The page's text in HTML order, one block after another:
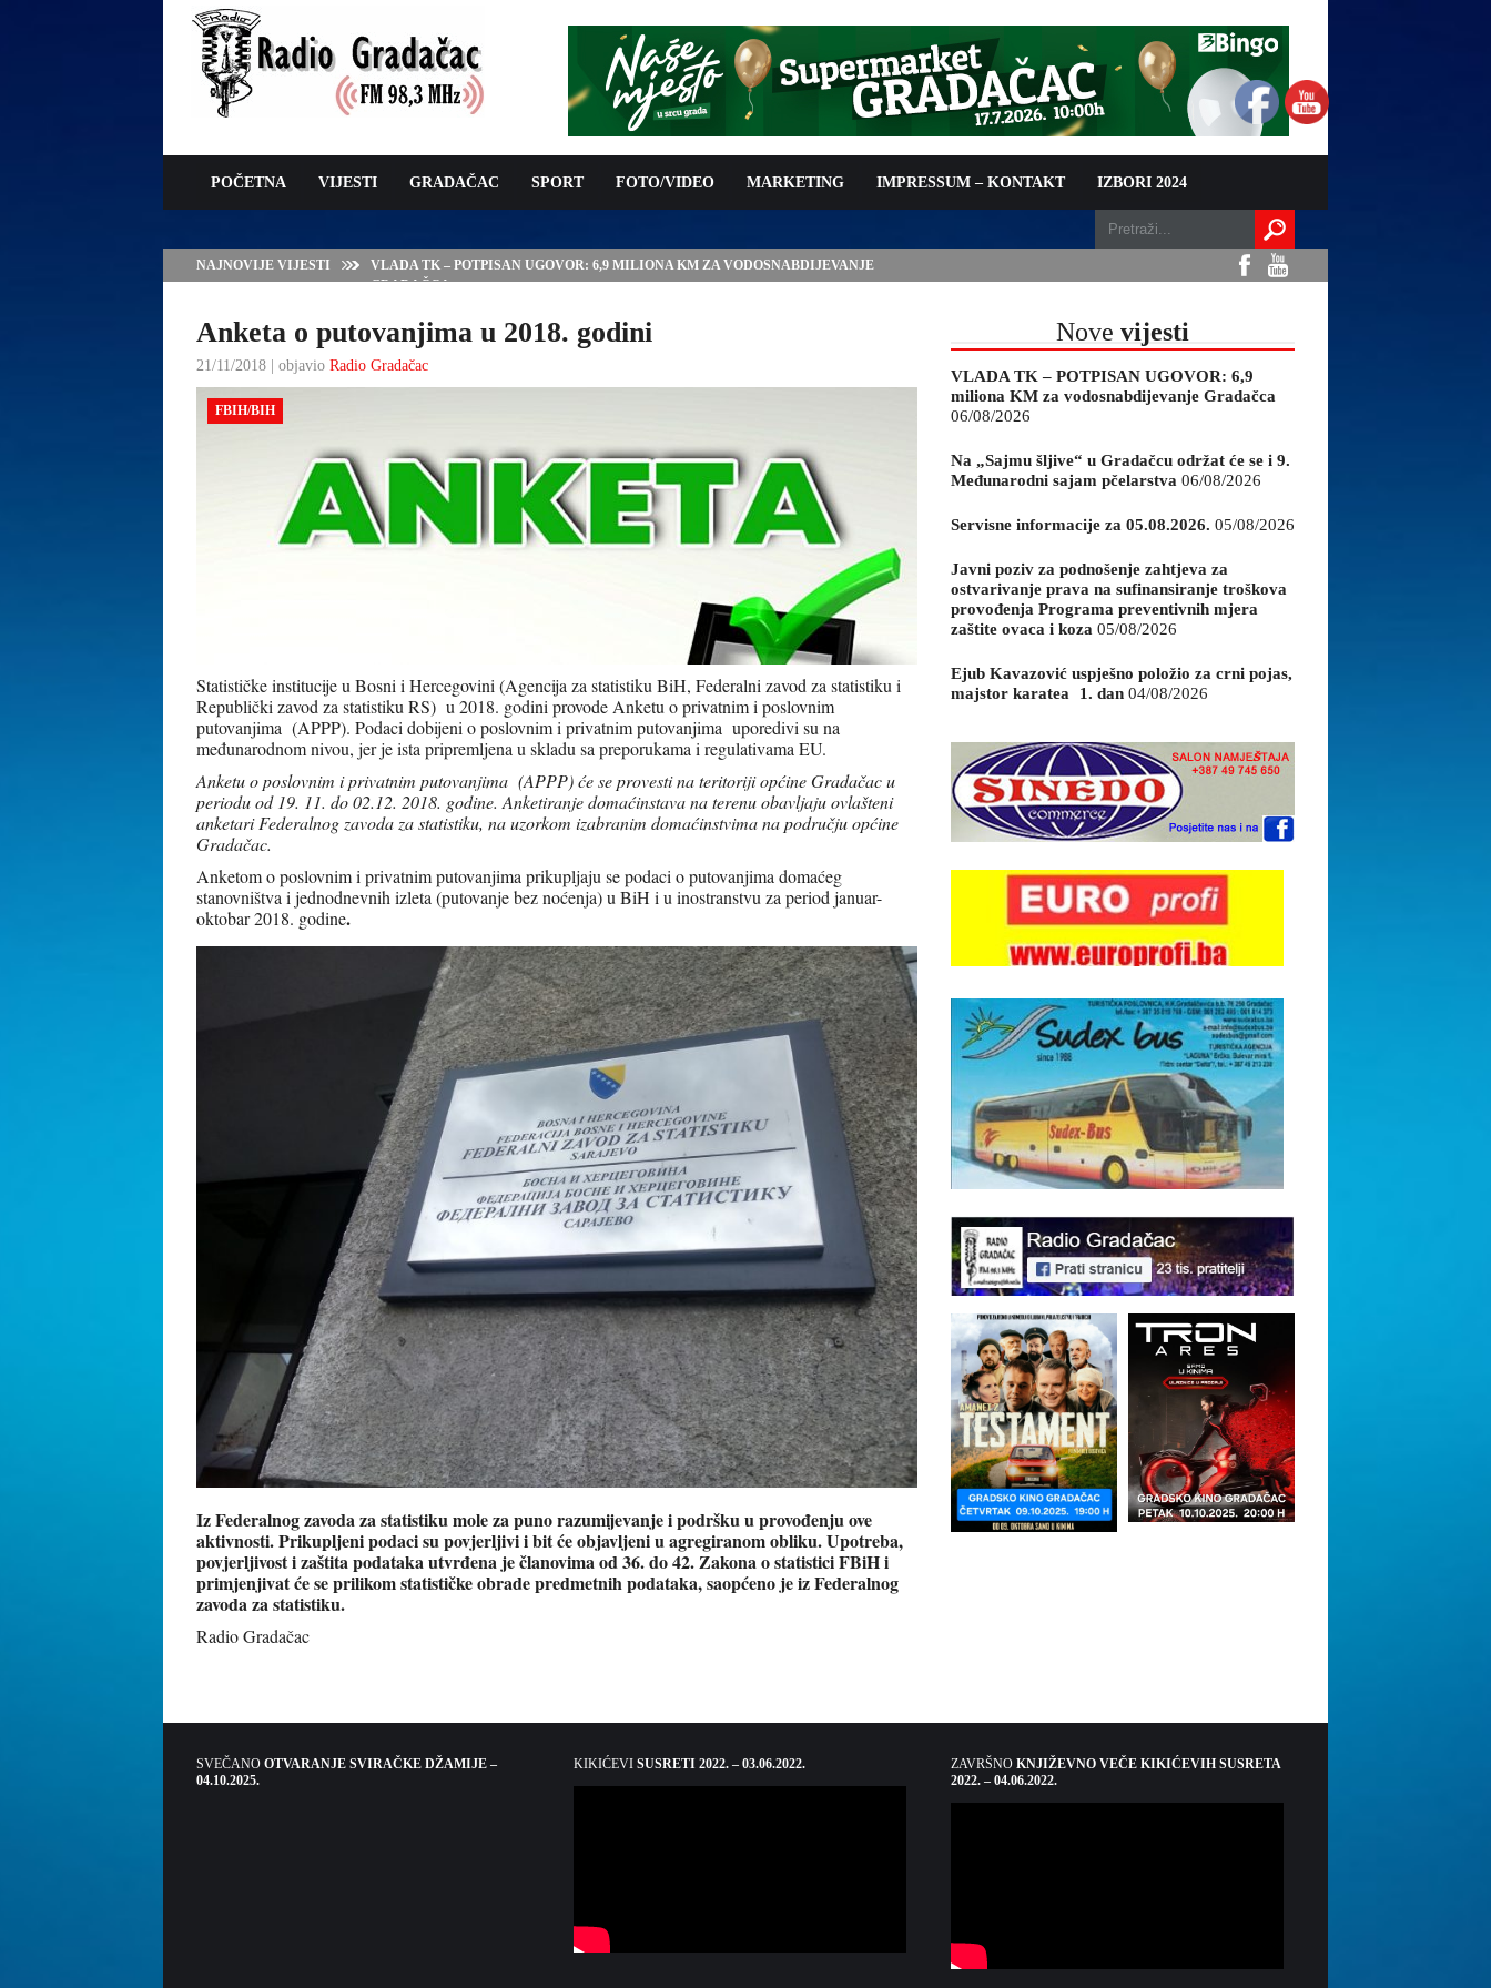
POČETNA VIJESTI GRADAČAC SPORT FOTO/VIDEO MARKETING IMPRESSUM – KONTAKT IZBORI 2024
NAJNOVIJE VIJESTI
VLADA TK – POTPISAN UGOVOR: 6,9 MILIONA KM ZA VODOSNABDIJEVANJE
GRADAČCA
Anketa o putovanjima u 2018. godini
21/11/2018 | objavio Radio Gradačac
FBIH/BIH
Statističke institucije u Bosni i Hercegovini (Agencija za statistiku BiH, Federalni zavod za statistiku i
Republički zavod za statistiku RS) u 2018. godini provode Anketu o privatnim i poslovnim
putovanjima (APPP). Podaci dobijeni o poslovnim i privatnim putovanjima uporedivi su na
međunarodnom nivou, jer je ista pripremljena u skladu sa preporukama i regulativama EU.
Anketu o poslovnim i privatnim putovanjima (APPP) će se provesti na teritoriji općine Gradačac u
periodu od 19. 11. do 02.12. 2018. godine. Anketiranje domaćinstava na terenu obavljaju ovlašteni
anketari Federalnog zavoda za statistiku, na uzorkom izabranim domaćinstvima na području općine
Gradačac.
Anketom o poslovnim i privatnim putovanjima prikupljaju se podaci o putovanjima domaćeg
stanovništva i jednodnevnih izleta (putovanje bez noćenja) u BiH i u inostranstvu za period januar-
oktobar 2018. godine.
Iz Federalnog zavoda za statistiku mole za puno razumijevanje i podršku u provođenju ove
aktivnosti. Prikupljeni podaci su povjerljivi i bit će objavljeni u agregiranom obliku. Upotreba,
povjerljivost i zaštita podataka utvrđena je članovima od 36. do 42. Zakona o statistici FBiH i
primjenjivat će se prilikom statističke obrade predmetnih podataka, saopćeno je iz Federalnog
zavoda za statistiku.
Radio Gradačac
Nove vijesti
VLADA TK – POTPISAN UGOVOR: 6,9
miliona KM za vodosnabdijevanje Gradačca
06/08/2026
Na „Sajmu šljive“ u Gradačcu održat će se i 9.
Međunarodni sajam pčelarstva 06/08/2026
Servisne informacije za 05.08.2026. 05/08/2026
Javni poziv za podnošenje zahtjeva za
ostvarivanje prava na sufinansiranje troškova
provođenja Programa preventivnih mjera
zaštite ovaca i koza 05/08/2026
Ejub Kavazović uspješno položio za crni pojas,
majstor karatea 1. dan 04/08/2026
SVEČANO OTVARANJE SVIRAČKE DŽAMIJE –
04.10.2025.
KIKIĆEVI SUSRETI 2022. – 03.06.2022. ZAVRŠNO KNJIŽEVNO VEČE KIKIĆEVIH SUSRETA
2022. – 04.06.2022.